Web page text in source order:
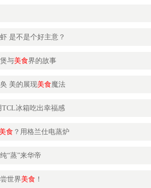
是不是个好主意？
与美食界的故事
美的展现美食魔法
TCL冰箱吃出幸福感
美食 ？用格兰仕电蒸炉
“蒸”来华帝
世界美食 ！